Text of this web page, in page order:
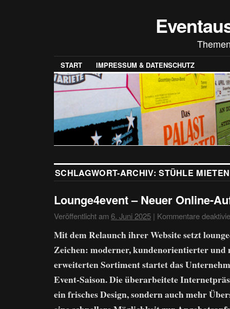
START IMPRESSUM & DATENSCHUTZ
SCHLAGWORT-ARCHIV:STÜHLE MIETEN
Lounge4event – Neuer Online-
Veröffentlicht am6. Juni 2025 | Kommentare
Mit dem Relaunch ihrer Website setzt
Zeichen: moderner, kundenorientierter und
erweiterten Sortiment startet das
Event-Saison. Die überarbeitete
ein frisches Design, sondern auch mehr